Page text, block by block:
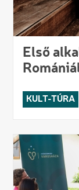
Első
KULT-TÚRA